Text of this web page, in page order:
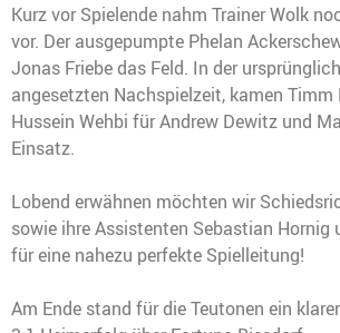
Kurz vor Spielende nahm Trainer Wolk
vor. Der ausgepumpte Phelan
Jonas Friebe das Feld. In der
angesetzten Nachspielzeit, kamen Timm
Hussein Wehbi für Andrew Dewitz und
Einsatz.
Lobend erwähnen möchten wir
sowie ihre Assistenten Sebastian Hornig
für eine nahezu perfekte Spielleitung!
Am Ende stand für die Teutonen ein